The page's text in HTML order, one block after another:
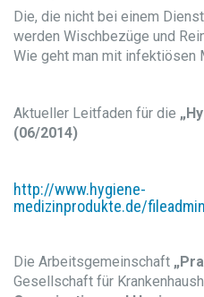
Die, die nicht bei einem
werden Wischbezüge und
Wie geht man mit infektiösen
Aktueller Leitfaden für die
(06/2014)
http://www.hygiene-
medizinprodukte.de/
Die Arbeitsgemeinschaft
Gesellschaft für